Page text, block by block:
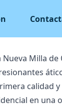
Nueva Milla
calidad y
en una